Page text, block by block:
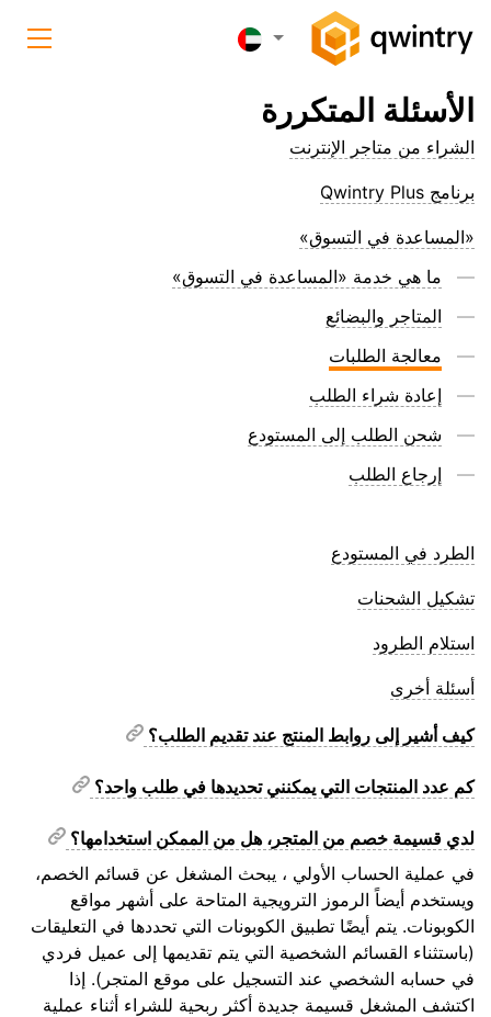
الأسئلة المتكررة
الشراء من متاجر الإنترنت
برنامج Qwintry Plus
«المساعدة في التسوق»
ما هي خدمة «المساعدة في التسوق»
المتاجر والبضائع
معالجة الطلبات
إعادة شراء الطلب
شحن الطلب إلى المستودع
إرجاع الطلب
الطرد في المستودع
تشكيل الشحنات
استلام الطرود
أسئلة أخرى
كيف أشير إلى روابط المنتج عند تقديم الطلب؟
كم عدد المنتجات التي يمكنني تحديدها في طلب واحد؟
لدي قسيمة خصم من المتجر، هل من الممكن استخدامها؟
في عملية الحساب الأولي ، يبحث المشغل عن قسائم الخصم،
ويستخدم أيضاً الرموز الترويجية المتاحة على أشهر مواقع
الكوبونات. يتم أيضًا تطبيق الكوبونات التي تحددها في التعليقات
(باستثناء القسائم الشخصية التي يتم تقديمها إلى عميل فردي
في حسابه الشخصي عند التسجيل على موقع المتجر). إذا
اكتشف المشغل قسيمة جديدة أكثر ربحية للشراء أثناء عملية